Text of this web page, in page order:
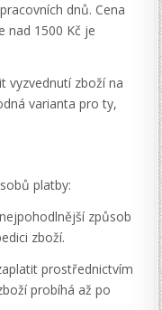
dnů. Cena
nad 1500 Kč je
vyzvednutí zboží na
varianta pro ty,
platby:
způsob
zboží.
prostřednictvím
probíhá až po